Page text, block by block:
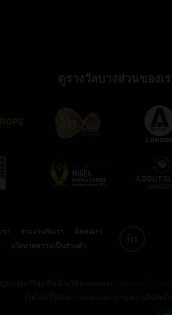
ดูรางวัลบางส่วนของเ
รา ร่วมงานกับเรา
ติดต่อเรา
นโยบายความเป็นส่วนตัว